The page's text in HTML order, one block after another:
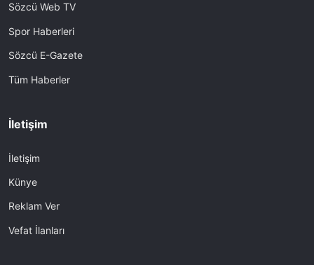
Sözcü Web TV
Spor Haberleri
Sözcü E-Gazete
Tüm Haberler
İletişim
İletişim
Künye
Reklam Ver
Vefat İlanları